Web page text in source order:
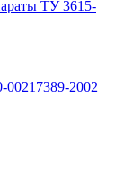
ТУ 3615-
00217389-2002